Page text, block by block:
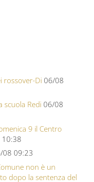
rossover-Di 06/08
scuola Redi 06/08
9 il Centro
08 09:23
non è un
dopo la sentenza del